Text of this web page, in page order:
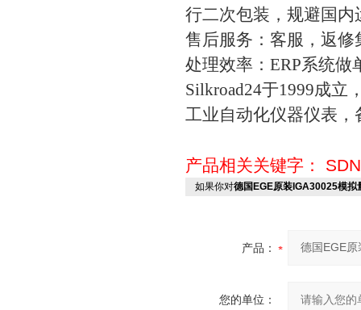
行二次包装，规避国内
售后服务：客服，返
处理效率：ERP系统
Silkroad24于1999成立
工业自动化仪器仪表，
产品相关关键字：
如果你对德国EGE原装IGA30025模拟
产品：
您的单位：